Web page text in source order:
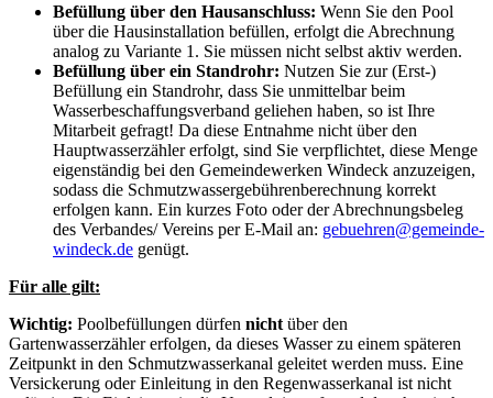
Befüllung über den Hausanschluss: Wenn Sie den Pool
über die Hausinstallation befüllen, erfolgt die Abrechnung
analog zu Variante 1. Sie müssen nicht selbst aktiv werden.
Befüllung über ein Standrohr: Nutzen Sie zur (Erst-)
Befüllung ein Standrohr, dass Sie unmittelbar beim
Wasserbeschaffungsverband geliehen haben, so ist Ihre
Mitarbeit gefragt! Da diese Entnahme nicht über den
Hauptwasserzähler erfolgt, sind Sie verpflichtet, diese Menge
eigenständig bei den Gemeindewerken Windeck anzuzeigen,
sodass die Schmutzwassergebührenberechnung korrekt
erfolgen kann. Ein kurzes Foto oder der Abrechnungsbeleg
des Verbandes/ Vereins per E-Mail an: gebuehren@gemeinde-
windeck.de genügt.
Für alle gilt:
Wichtig: Poolbefüllungen dürfen nicht über den
Gartenwasserzähler erfolgen, da dieses Wasser zu einem späteren
Zeitpunkt in den Schmutzwasserkanal geleitet werden muss. Eine
Versickerung oder Einleitung in den Regenwasserkanal ist nicht